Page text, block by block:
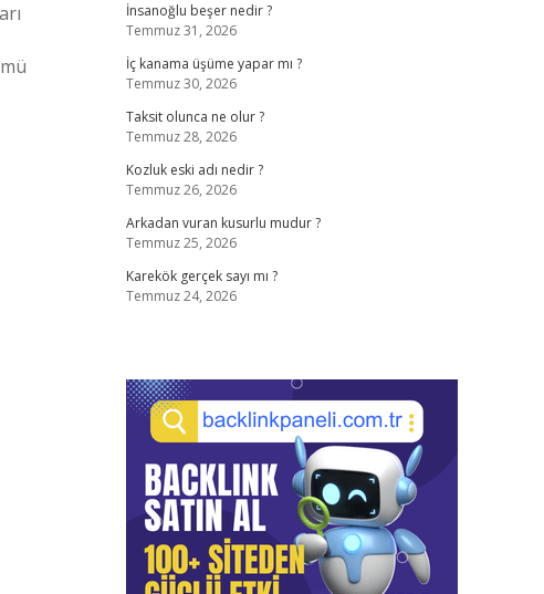
İnsanoğlu beşer nedir ?
Temmuz 31, 2026
İç kanama üşüme yapar mı ?
Temmuz 30, 2026
Taksit olunca ne olur ?
Temmuz 28, 2026
Kozluk eski adı nedir ?
Temmuz 26, 2026
Arkadan vuran kusurlu mudur ?
Temmuz 25, 2026
Karekök gerçek sayı mı ?
Temmuz 24, 2026